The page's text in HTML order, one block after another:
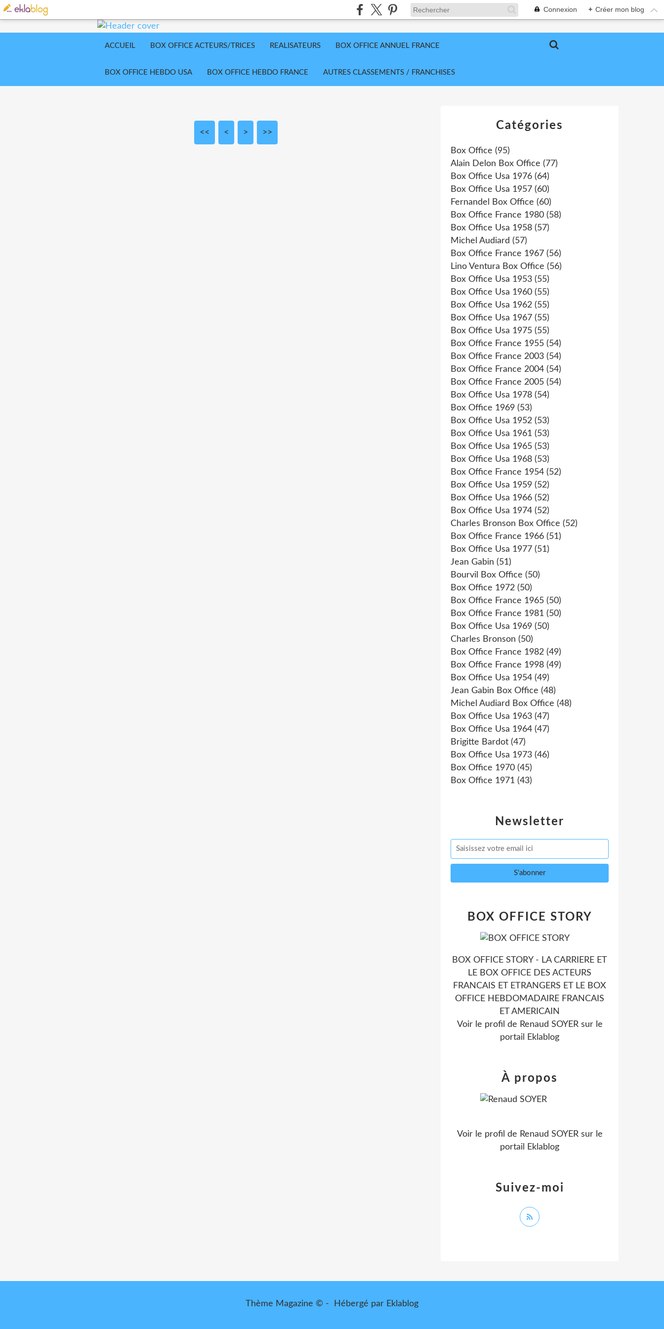
Connexion + Créer mon blog
ACCUEIL BOX OFFICE ACTEURS/TRICES REALISATEURS BOX OFFICE ANNUEL FRANCE
BOX OFFICE HEBDO USA BOX OFFICE HEBDO FRANCE AUTRES CLASSEMENTS / FRANCHISES
<< < 10
20
> >>
Newsletter
Catégories
Box Office (95)
Alain Delon Box Office (77)
Box Office Usa 1976 (64)
Box Office Usa 1957 (60)
Fernandel Box Office (60)
Box Office France 1980 (58)
Box Office Usa 1958 (57)
Michel Audiard (57)
Box Office France 1967 (56)
Lino Ventura Box Office (56)
Box Office Usa 1953 (55)
Box Office Usa 1960 (55)
Box Office Usa 1962 (55)
Box Office Usa 1967 (55)
Box Office Usa 1975 (55)
Box Office France 1955 (54)
Box Office France 2003 (54)
Box Office France 2004 (54)
Box Office France 2005 (54)
Box Office Usa 1978 (54)
Box Office 1969 (53)
Box Office Usa 1952 (53)
Box Office Usa 1961 (53)
Box Office Usa 1965 (53)
Box Office Usa 1968 (53)
Box Office France 1954 (52)
Box Office Usa 1959 (52)
Box Office Usa 1966 (52)
Box Office Usa 1974 (52)
Charles Bronson Box Office (52)
Box Office France 1966 (51)
Box Office Usa 1977 (51)
Jean Gabin (51)
Bourvil Box Office (50)
Box Office 1972 (50)
Box Office France 1965 (50)
Box Office France 1981 (50)
Box Office Usa 1969 (50)
Charles Bronson (50)
Box Office France 1982 (49)
Box Office France 1998 (49)
Box Office Usa 1954 (49)
Jean Gabin Box Office (48)
Michel Audiard Box Office (48)
Box Office Usa 1963 (47)
Box Office Usa 1964 (47)
Brigitte Bardot (47)
Box Office Usa 1973 (46)
Box Office 1970 (45)
Box Office 1971 (43)
BOX OFFICE STORY
BOX OFFICE STORY - LA CARRIERE ET
LE BOX OFFICE DES ACTEURS
FRANCAIS ET ETRANGERS ET LE BOX
OFFICE HEBDOMADAIRE FRANCAIS
ET AMERICAIN
Voir le profil de Renaud SOYERsur le
portail Eklablog
Suivez-moi
À propos
Voir le profil de Renaud SOYERsur le
portail Eklablog
Thème Magazine © - Hébergé par Eklablog